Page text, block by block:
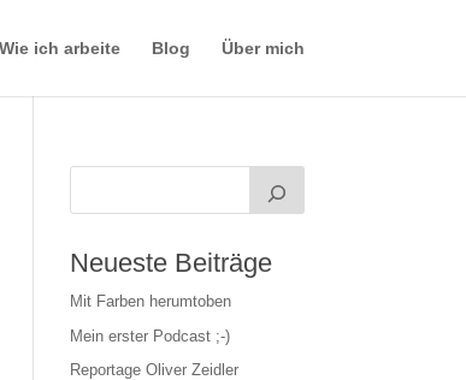
Wie ich arbeite Blog Über mich
Neueste Beiträge
Mit Farben herumtoben
Mein erster Podcast ;-)
Reportage Oliver Zeidler